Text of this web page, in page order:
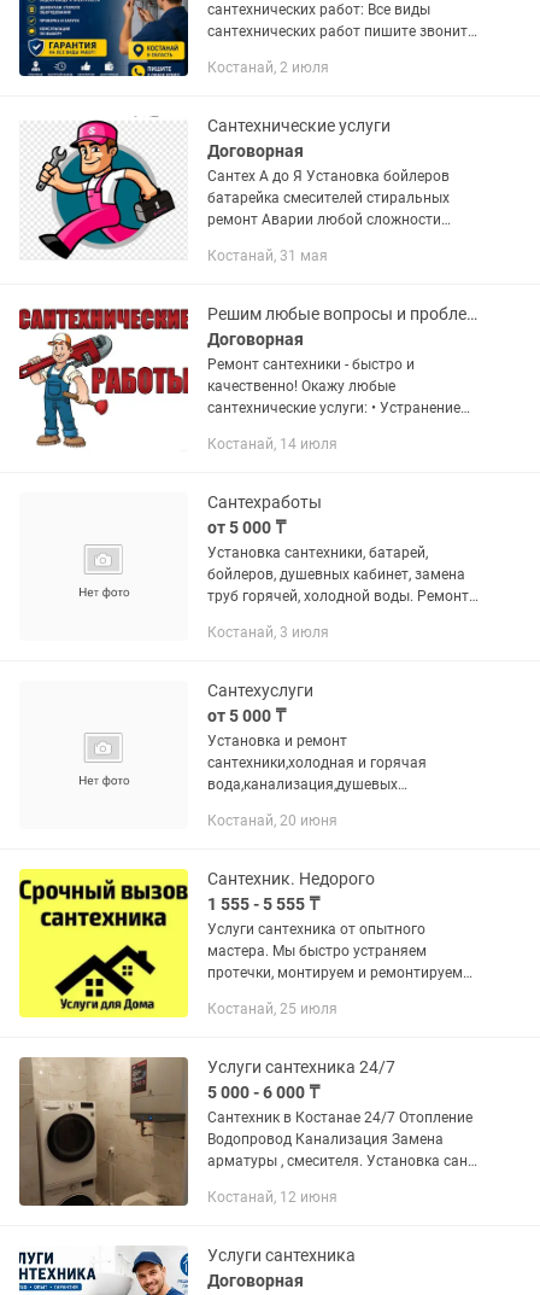
сантехнических работ: Все виды
сантехнических работ пишите звоните
САНТЕХНИЧЕСКИХ РАБОТ Установка и
Установка...
Костанай, 2 июля
Сантехнические услуги
Договорная
Сантех А до Я Установка бойлеров
батарейка смесителей стиральных
ремонт Аварии любой сложности
стиральной машины.Установка,
(смесители,...
Костанай, 31 мая
Решим любые вопросы и проблемы по сантехнике мелкосрочка
Договорная
Ремонт сантехники - быстро и
качественно! Окажу любые
сантехнические услуги: • Устранение
смесителей • Чистка и прочистка труб •
Костанай, 14 июля
Сантехработы
от 5 000 ₸
Установка сантехники, батарей,
бойлеров, душевных кабинет, замена
труб горячей, холодной воды. Ремонт
Костанай, 3 июля
Сантехуслуги
от 5 000 ₸
Установка и ремонт
сантехники,холодная и горячая
вода,канализация,душевых
Костанай, 20 июня
Сантехник. Недорого
1 555 - 5 555 ₸
Услуги сантехника от опытного
мастера. Мы быстро устраняем
протечки, монтируем и ремонтируем
все работы, прозрачные цены , работа
Костанай, 25 июля
Услуги сантехника 24/7
5 000 - 6 000 ₸
Сантехник в Костанае 24/7 Отопление
Водопровод Канализация Замена
арматуры , смесителя. Установка сан
посудомоечных машин. Установка
Костанай, 12 июня
Услуги сантехника
Договорная